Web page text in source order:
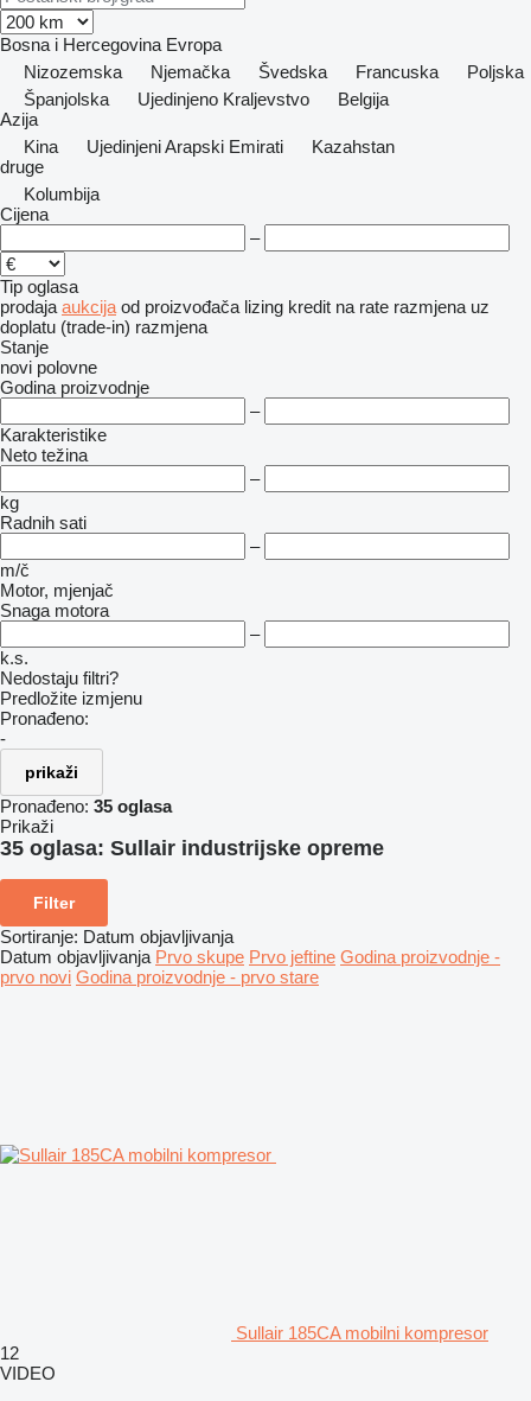
Bosna i Hercegovina Evropa
Nizozemska
Njemačka Švedska Francuska
Poljska
Španjolska
Ujedinjeno Kraljevstvo
Belgija
Azija
Kina
Ujedinjeni Arapski Emirati
Kazahstan
druge
Kolumbija
Cijena
–
Tip oglasa
prodaja aukcija od proizvođača lizing kredit na rate razmjena uz
doplatu (trade-in) razmjena
Stanje
novi polovne
Godina proizvodnje
–
Karakteristike
Neto težina
–
kg
Radnih sati
–
m/č
Motor, mjenjač
Snaga motora
–
k.s.
Nedostaju filtri?
Predložite izmjenu
Pronađeno:
-
prikaži
Pronađeno: 35 oglasa
Prikaži
35 oglasa: Sullair industrijske opreme
Filter
Sortiranje: Datum objavljivanja
Datum objavljivanja Prvo skupe Prvo jeftine Godina proizvodnje -
prvo novi Godina proizvodnje - prvo stare
Sullair 185CA mobilni kompresor
12
VIDEO